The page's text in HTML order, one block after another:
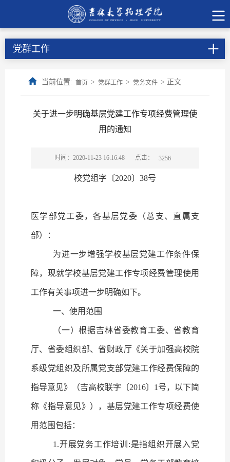
党群工作
当前位置: 首页 > 党群工作 > 党务文件 > 正文
关于进一步明确基层党建工作专项经费管理使
用的通知
时间：2020-11-23 16:16:48 点击： 3256
校党组字〔2020〕 38号
医学部党工委，各基层党委（总支、直属支
部）：
为进一步增强学校基层党建工作条件保
障，现就学校基层党建工作专项经费管理使用
工作有关事项进一步明确如下。
一、使用范围
（一）根据吉林省委教育工委、省教育
厅、省委组织部、省财政厅《关于加强高校院
系级党组织及所属党支部党建工作经费保障的
指导意见》（吉高校联字〔2016〕 1 号，以下简
称《指导意见》），基层党建工作专项经费使
用范围包括：
1.开展党务工作培训 :是指组织开展入党